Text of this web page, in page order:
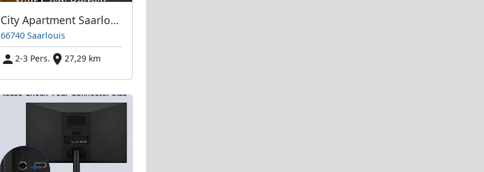
City Apartment Saarlouis
66740 Saarlouis
2-3 Pers.
27,29 km